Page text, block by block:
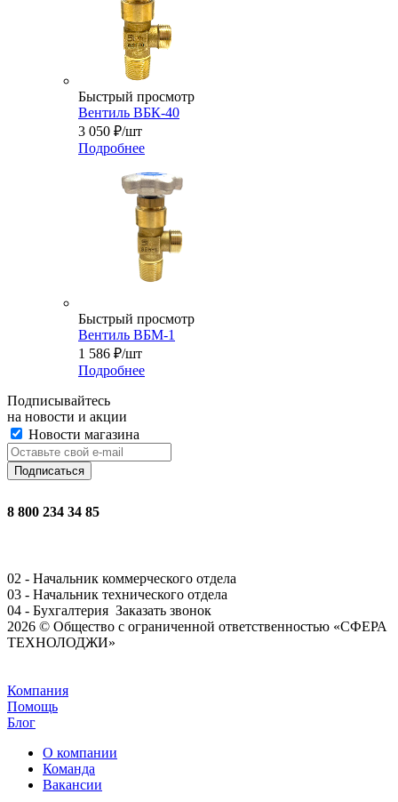
Быстрый просмотр
Вентиль ВБК-40
3 050 ₽/шт
Подробнее
Быстрый просмотр
Вентиль ВБМ-1
1 586 ₽/шт
Подробнее
Подписывайтесь
на новости и акции
Новости магазина
8 800 234 34 85
02 - Начальник коммерческого отдела
03 - Начальник технического отдела
04 - Бухгалтерия Заказать звонок
2026 © Общество с ограниченной ответственностью «СФЕРА
ТЕХНОЛОДЖИ»
Компания
Помощь
Блог
О компании
Команда
Вакансии